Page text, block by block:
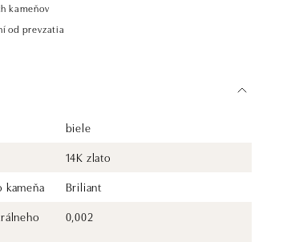
kameňov
od prevzatia
biele
14K zlato
kameňa
Briliant
0,002